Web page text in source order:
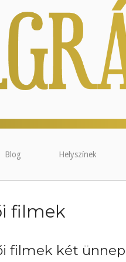
Blog Helyszínek
filmek
filmek két